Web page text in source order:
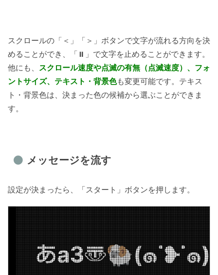
スクロールの「＜」「＞」ボタンで文字が流れる方向を決
めることができ、「⏸」で文字を止めることができます。
他にも、 スクロール速度や点滅の有無（点滅速度）、フォ
ントサイズ、テキスト・背景色も変更可能です。テキス
ト・背景色は、決まった色の候補から選ぶことができま
す。
メッセージを流す
設定が決まったら、「スタート」ボタンを押します。